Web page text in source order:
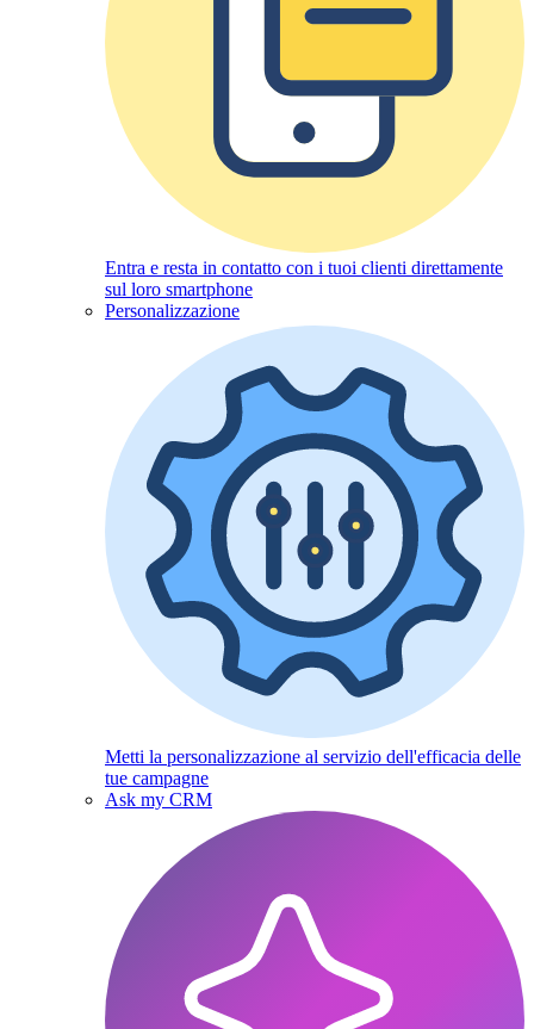
Entra e resta in contatto con i tuoi clienti direttamente
sul loro smartphone
Personalizzazione
Metti la personalizzazione al servizio dell'efficacia delle
tue campagne
Ask my CRM